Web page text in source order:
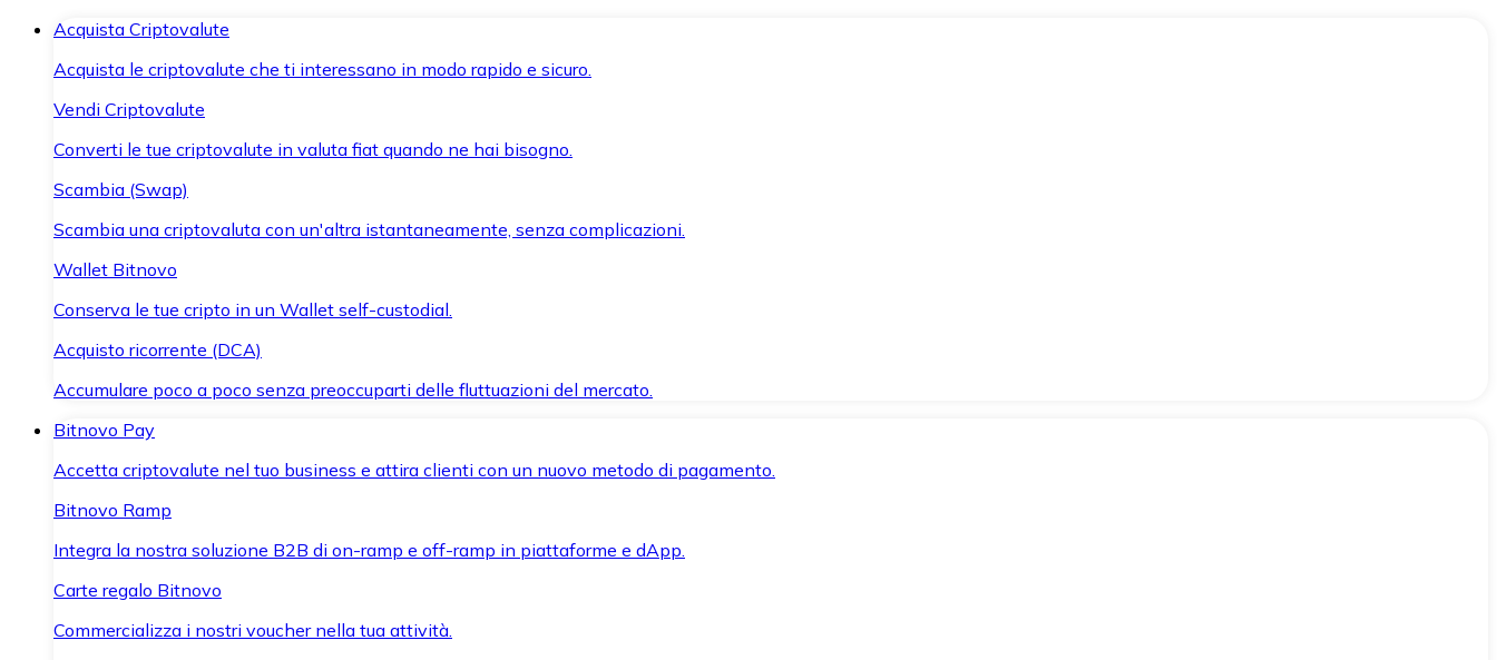
Acquista Criptovalute
Acquista le criptovalute che ti interessano in modo rapido e sicuro.
Vendi Criptovalute
Converti le tue criptovalute in valuta fiat quando ne hai bisogno.
Scambia (Swap)
Scambia una criptovaluta con un'altra istantaneamente, senza complicazioni.
Wallet Bitnovo
Conserva le tue cripto in un Wallet self-custodial.
Acquisto ricorrente (DCA)
Accumulare poco a poco senza preoccuparti delle fluttuazioni del mercato.
Bitnovo Pay
Accetta criptovalute nel tuo business e attira clienti con un nuovo metodo di pagamento.
Bitnovo Ramp
Integra la nostra soluzione B2B di on-ramp e off-ramp in piattaforme e dApp.
Carte regalo Bitnovo
Commercializza i nostri voucher nella tua attività.